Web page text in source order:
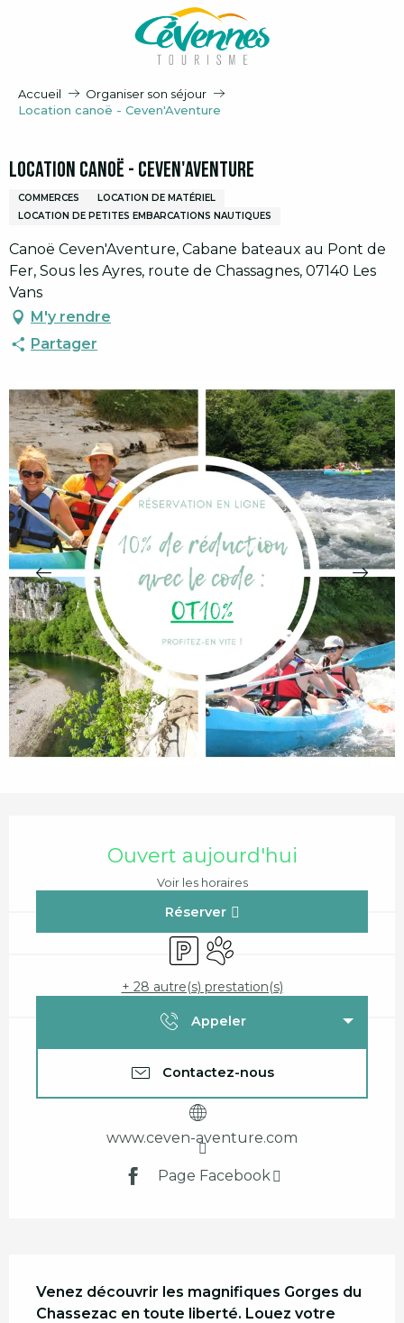
Accueil
Organiser son séjour
Location canoë - Ceven'Aventure
Location canoë - Ceven'Aventure
COMMERCES
LOCATION DE MATÉRIEL
LOCATION DE PETITES EMBARCATIONS NAUTIQUES
Canoë Ceven'Aventure, Cabane bateaux au Pont de
Fer, Sous les Ayres, route de Chassagnes, 07140 Les
Vans
M'y rendre
Partager
Ouvert aujourd'hui
Voir les horaires
Réserver
ParkingAnimaux acceptés
+ 28 autre(s) prestation(s)
Appeler
Contactez-nous
www.ceven-aventure.com
Page Facebook
Venez découvrir les magnifiques Gorges du
Chassezac en toute liberté. Louez votre